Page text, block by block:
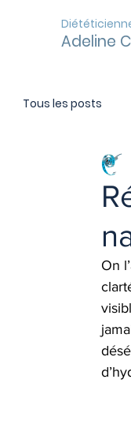
Adeline
Tous les posts
On